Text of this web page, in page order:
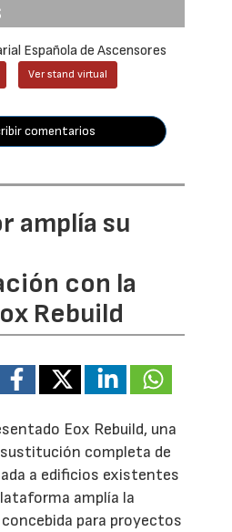
Española de Ascensores
Ver stand virtual
comentarios
amplía su
con la
Rebuild
Eox Rebuild, una
completa de
a edificios existentes
amplía la
para proyectos